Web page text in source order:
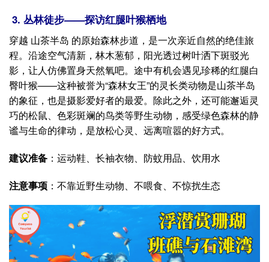
3. 丛林徒步——探访红腿叶猴栖地
穿越 山茶半岛 的原始森林步道，是一次亲近自然的绝佳旅
程。沿途空气清新，林木葱郁，阳光透过树叶洒下斑驳光
影，让人仿佛置身天然氧吧。途中有机会遇见珍稀的红腿白
臀叶猴——这种被誉为“森林女王”的灵长类动物是山茶半岛
的象征，也是摄影爱好者的最爱。除此之外，还可能邂逅灵
巧的松鼠、色彩斑斓的鸟类等野生动物，感受绿色森林的静
谧与生命的律动，是放松心灵、远离喧嚣的好方式。
建议准备 ：运动鞋、长袖衣物、防蚊用品、饮用水
注意事项 ：不靠近野生动物、不喂食、不惊扰生态